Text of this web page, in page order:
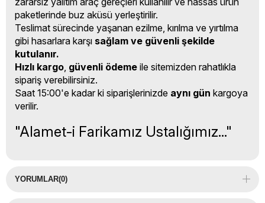
paketlerinde buz aküsü yerleştirilir.
Teslimat sürecinde yaşanan ezilme, kırılma ve yırtılma
gibi hasarlara karşı sağlam ve güvenli şekilde
kutulanır.
Hızlı kargo, güvenli ödeme ile sitemizden rahatlıkla
sipariş verebilirsiniz.
Saat 15:00'e kadar ki siparişlerinizde aynı gün kargoya
verilir.
"Alamet-i Farikamız Ustalığımız..."
YORUMLAR(0)